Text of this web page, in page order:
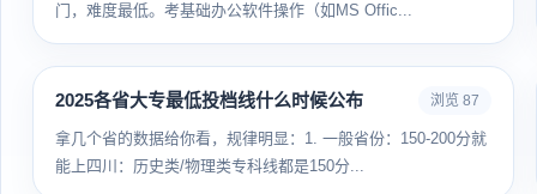
门，难度最低。考基础办公软件操作（如MS Offic...
2025各省大专最低投档线什么时候公布 浏览 87
拿几个省的数据给你看，规律明显：1. 一般省份：150-200分就
能上四川：历史类/物理类专科线都是150分...